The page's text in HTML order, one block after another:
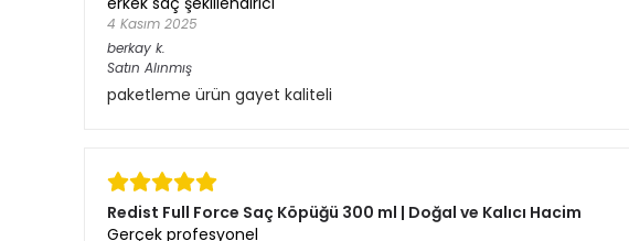
4 Kasım 2025
berkay k.
Satın Alınmış
paketleme ürün gayet kaliteli
Redist Full Force Saç Köpüğü 300 ml | Doğal ve Kalıcı Hacim
Gerçek profesyonel